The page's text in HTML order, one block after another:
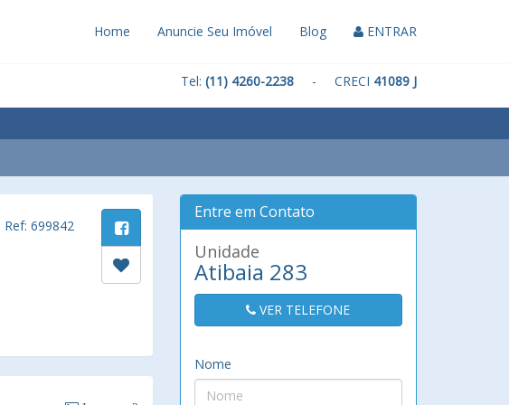
Home Anuncie Seu Imóvel Blog ENTRAR
Tel: (11) 4260-2238 - CRECI 41089 J
Ref: 699842
Entre em Contato
Unidade
Atibaia 283
VER TELEFONE
Nome